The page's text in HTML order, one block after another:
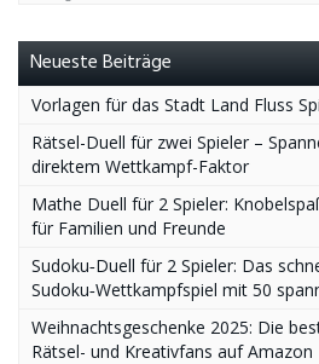
Neueste Beiträge
Vorlagen für das Stadt Land Fluss
Rätsel-Duell für zwei Spieler –
direktem Wettkampf-Faktor
Mathe Duell für 2 Spieler:
für Familien und Freunde
Sudoku‑Duell für 2 Spieler: Das
Sudoku‑Wettkampfspiel mit 50
Weihnachtsgeschenke 2025: Die
Rätsel- und Kreativfans auf Amazon